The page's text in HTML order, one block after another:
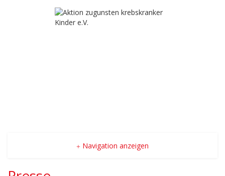
Navigation anzeigen